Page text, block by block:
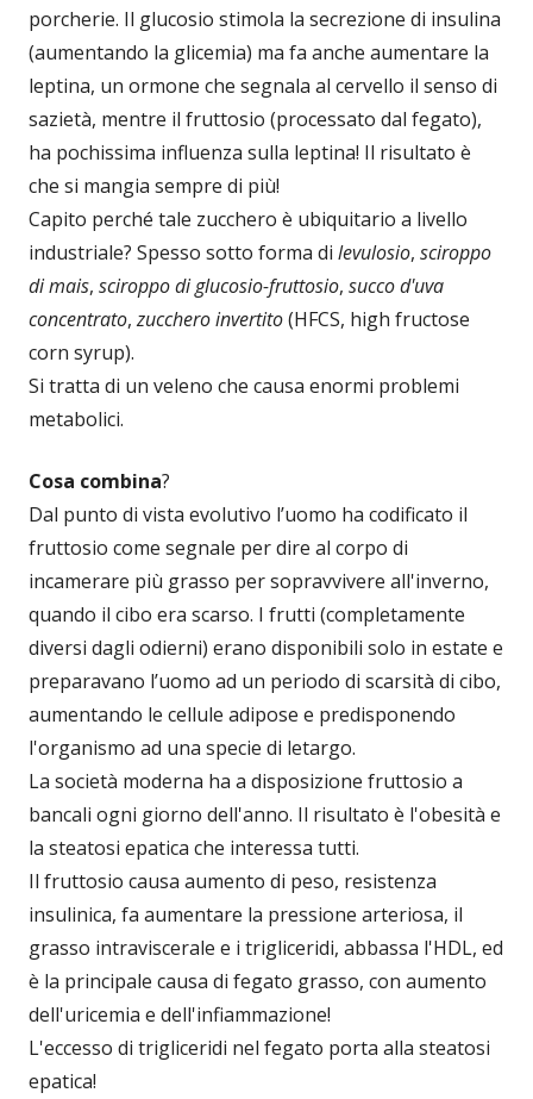
porcherie. Il glucosio stimola la secrezione di insulina
(aumentando la glicemia) ma fa anche aumentare la
leptina, un ormone che segnala al cervello il senso di
sazietà, mentre il fruttosio (processato dal fegato),
ha pochissima influenza sulla leptina! Il risultato è
che si mangia sempre di più!
Capito perché tale zucchero è ubiquitario a livello
industriale? Spesso sotto forma di levulosio, sciroppo
di mais, sciroppo di glucosio-fruttosio, succo d'uva
concentrato,zucchero invertito(HFCS, high fructose
corn syrup).
Si tratta di un veleno che causa enormi problemi
metabolici.
Cosa combina?
Dal punto di vista evolutivo l’uomo ha codificato il
fruttosio come segnale per dire al corpo di
incamerare più grasso per sopravvivere all'inverno,
quando il cibo era scarso. I frutti (completamente
diversi dagli odierni) erano disponibili solo in estate e
preparavano l’uomo ad un periodo di scarsità di cibo,
aumentando le cellule adipose e predisponendo
l'organismo ad una specie di letargo.
La società moderna ha a disposizione fruttosio a
bancali ogni giorno dell'anno. Il risultato è l'obesità e
la steatosi epatica che interessa tutti.
Il fruttosio causa aumento di peso, resistenza
insulinica, fa aumentare la pressione arteriosa, il
grasso intraviscerale e i trigliceridi, abbassa l'HDL, ed
è la principale causa di fegato grasso, con aumento
dell'uricemia e dell'infiammazione!
L'eccesso di trigliceridi nel fegato porta alla steatosi
epatica!